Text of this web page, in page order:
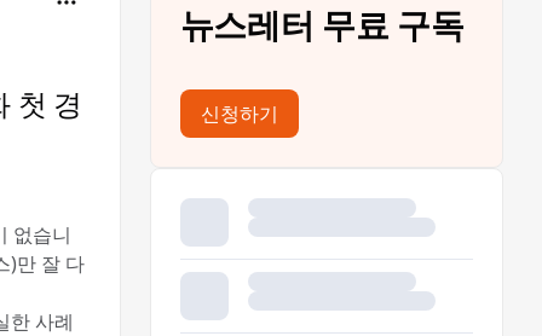
첫 경
없습니
)만 잘 다
한 사례
뉴스레터 무료 구독
신청하기